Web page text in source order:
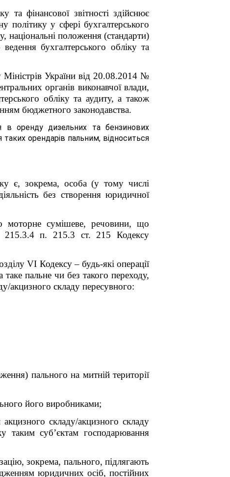
та фінансової звітності здійснює
політику у сфері бухгалтерського
національні положення (стандарти)
бухгалтерського обліку та
України від 20.08.2014 №
органів виконавчої влади,
обліку та аудиту, а також
бюджетного законодавства.
в оренду дизельних та бензинових
орендарів пальним, відноситься
є, зокрема, особа(у тому числі
без створення юридичної
моторне сумішеве, речовини, що
215.3.4 п. 215.3 ст. 215 Кодексу
VI Кодексу – будь-які операції
таке пальне чи без такого переходу,
акцизного складу пересувного:
пального на митній території
його виробниками;
складу/акцизного складу
таким суб’єктам господарювання
зокрема, пального, підлягають
юридичних осіб, постійних